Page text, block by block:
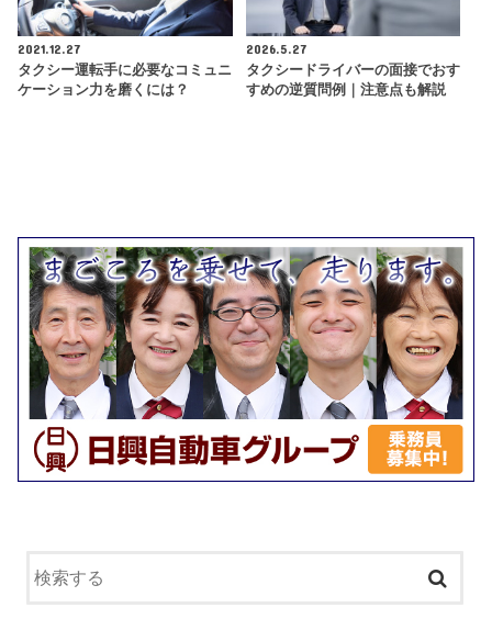
2021.12.27
タクシー運転手に必要なコミュニ
ケーション力を磨くには？
2026.5.27
タクシードライバーの面接でおす
すめの逆質問例｜注意点も解説